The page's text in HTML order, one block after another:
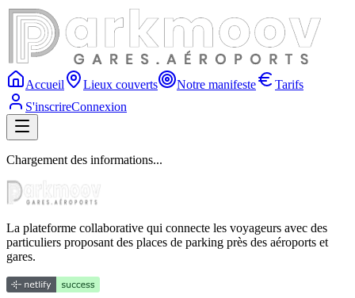
Accueil Lieux couverts Notre manifeste
Tarifs
S'inscrireConnexion
Chargement des informations...
La plateforme collaborative qui connecte les voyageurs avec des
particuliers proposant des places de parking près des aéroports et
gares.